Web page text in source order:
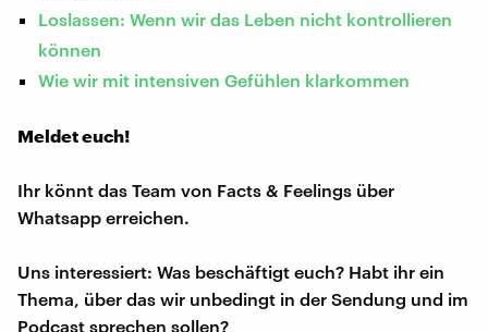
Loslassen: Wenn wir das Leben nicht kontrollieren
können
Wie wir mit intensiven Gefühlen klarkommen
Meldet euch!
Ihr könnt das Team von Facts & Feelings über
Whatsapp erreichen.
Uns interessiert: Was beschäftigt euch? Habt ihr ein
Thema, über das wir unbedingt in der Sendung und im
Podcast sprechen sollen?